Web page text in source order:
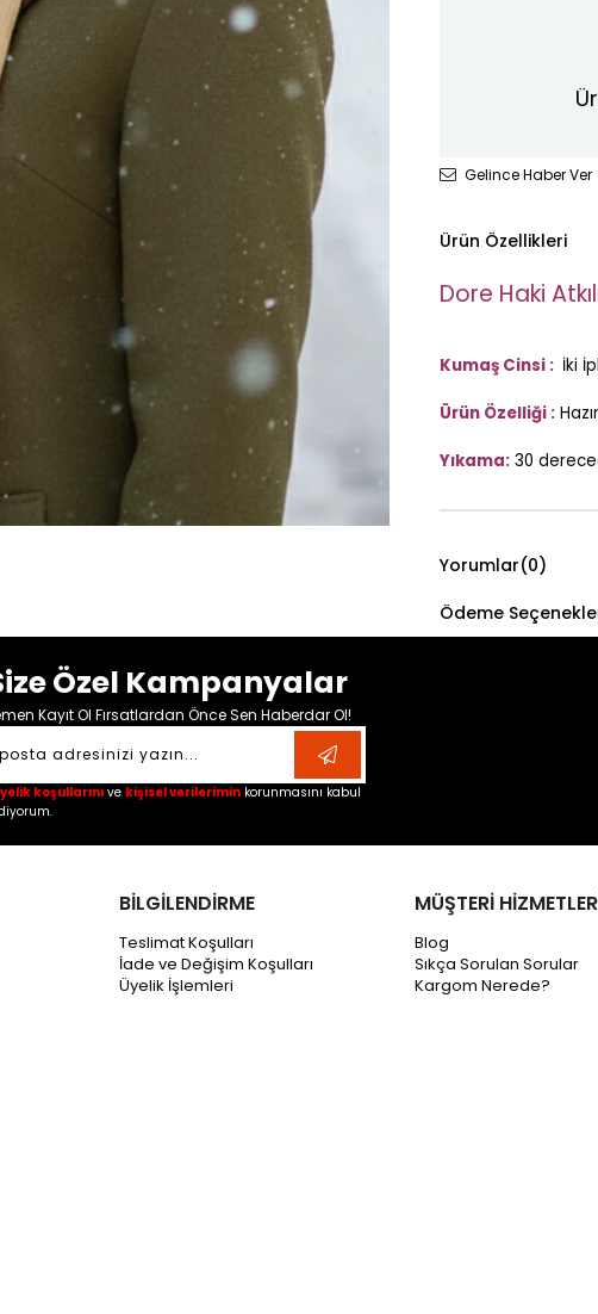
Gelince Haber Ver
Ürün Özellikleri
Dore Haki
Kumaş Cinsi : İki
Ürün Özelliği :
Yıkama: 30
Yorumlar(0)
Ödeme
Özel Kampanyalar
Kayıt Ol Fırsatlardan Önce Sen Haberdar Ol!
koşullarını ve kişisel verilerimin korunmasını kabul
BİLGİLENDİRME
Teslimat Koşulları
İade ve Değişim Koşulları
Üyelik İşlemleri
MÜŞTERİ
Blog
Sıkça Sorulan Sorular
Kargom Nerede?